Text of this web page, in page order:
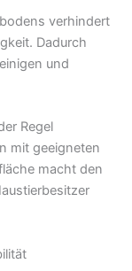
verhindert
Dadurch
und
Regel
mit geeigneten
macht den